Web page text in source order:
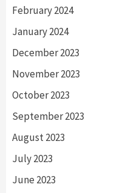
February 2024
January 2024
December 2023
November 2023
October 2023
September 2023
August 2023
July 2023
June 2023